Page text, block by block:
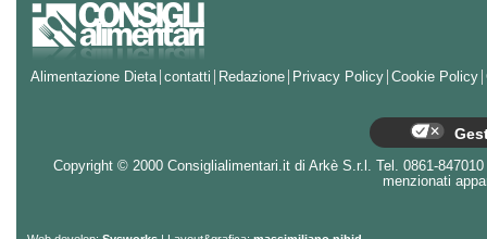
Alimentazione Dieta contatti Redazione Privacy Policy Cookie Policy
Copyright © 2000 Consiglialimentari.it di Arkè S.r.l. Tel. 0861-
menzionati